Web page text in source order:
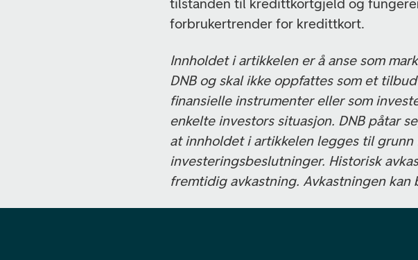
tilstanden til kredittkortgjeld og
forbrukertrender for kredittkort.
Innholdet i artikkelen er å anse som
DNB og skal ikke oppfattes som et
finansielle instrumenter eller som
enkelte investors situasjon. DNB påtar
at innholdet i artikkelen legges til
investeringsbeslutninger. Historisk
fremtidig avkastning. Avkastningen